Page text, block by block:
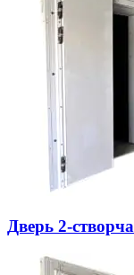
Дверь 2-